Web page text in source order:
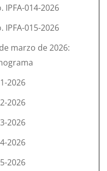
014-2026
015-2026
marzo de 2026:
2026
2026
2026
2026
2026